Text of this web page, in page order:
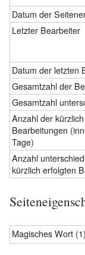
Datum der
Letzter Bearbeiter
Datum der letzten
Gesamtzahl der
Gesamtzahl
Anzahl der
Bearbeitungen
Tage)
Anzahl
kürzlich erfolgten
Magisches Wort (1)